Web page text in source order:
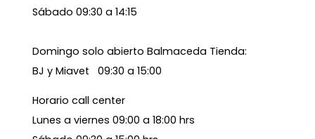
Sábado 09:30 a 14:15
Domingo solo abierto Balmaceda Tienda:
BJ y Miavet 09:30 a 15:00
Horario call center
Lunes a viernes 09:00 a 18:00 hrs